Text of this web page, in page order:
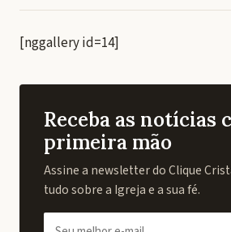
[nggallery id=14]
Receba as notícias
primeira mão
Assine a newsletter do Clique
tudo sobre a Igreja e a sua fé.